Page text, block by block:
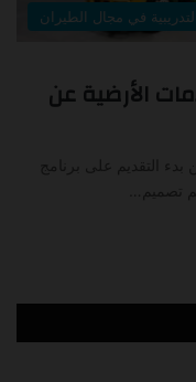
في مجال الطيران
الأرضية عن